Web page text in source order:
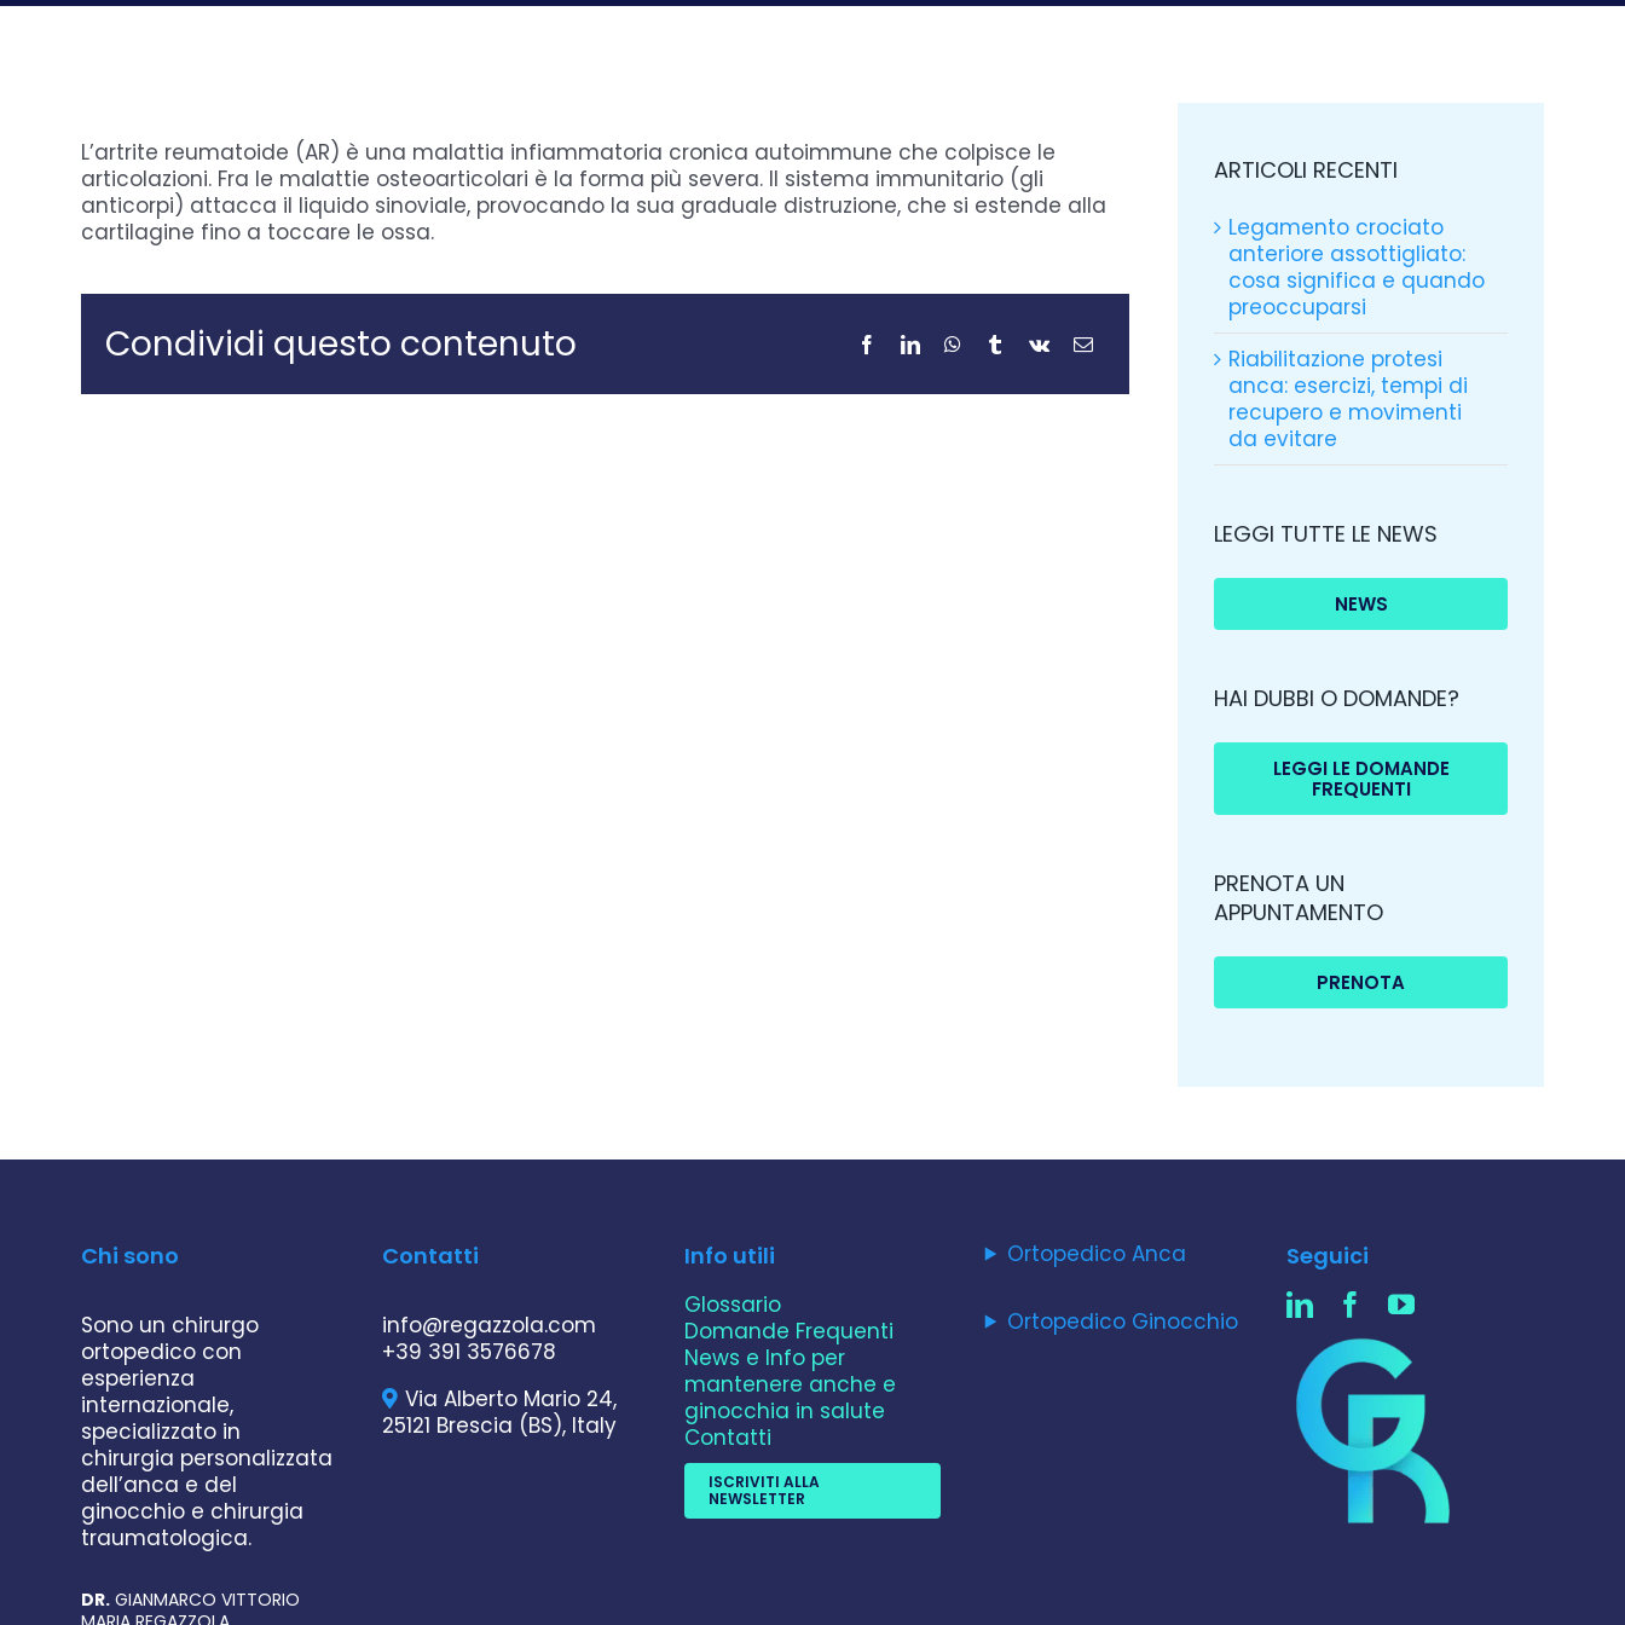
L’artrite reumatoide (AR) è una malattia infiammatoria cronica autoimmune che colpisce le
articolazioni. Fra le malattie osteoarticolari è la forma più severa. Il sistema immunitario (gli
anticorpi) attacca il liquido sinoviale, provocando la sua graduale distruzione, che si estende alla
cartilagine fino a toccare le ossa.
Condividi questo contenuto
ARTICOLI RECENTI
Legamento crociato
anteriore assottigliato:
cosa significa e quando
preoccuparsi
Riabilitazione protesi
anca: esercizi, tempi di
recupero e movimenti
da evitare
LEGGI TUTTE LE NEWS
NEWS
HAI DUBBI O DOMANDE?
LEGGI LE DOMANDE
FREQUENTI
PRENOTA UN
APPUNTAMENTO
PRENOTA
Chi sono
Sono un chirurgo
ortopedico con
esperienza
internazionale,
specializzato in
chirurgia personalizzata
dell’anca e del
ginocchio e chirurgia
traumatologica.
DR. GIANMARCO VITTORIO
Contatti
info@regazzola.com
+39 391 3576678
Via Alberto Mario 24,
25121 Brescia (BS), Italy
Info utili
Glossario
Domande Frequenti
News e Info per
mantenere anche e
ginocchia in salute
Contatti
ISCRIVITI ALLA
NEWSLETTER
Ortopedico Anca
Ortopedico Ginocchio
Seguici